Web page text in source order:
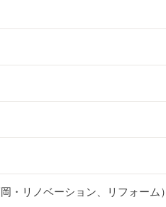
・リノベーション、リフォーム）